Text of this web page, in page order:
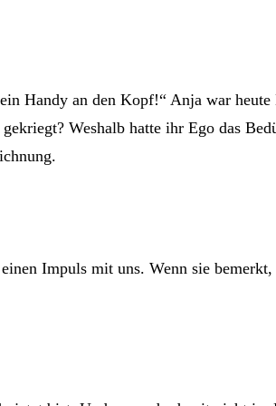
Handy an den Kopf!“ Anja war
Weshalb hatte ihr Ego das
Impuls mit uns. Wenn sie